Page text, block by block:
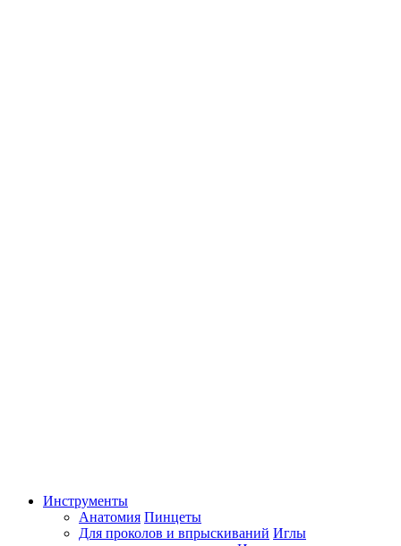
Инструменты
Анатомия Пинцеты
Для проколов и впрыскиваний Иглы